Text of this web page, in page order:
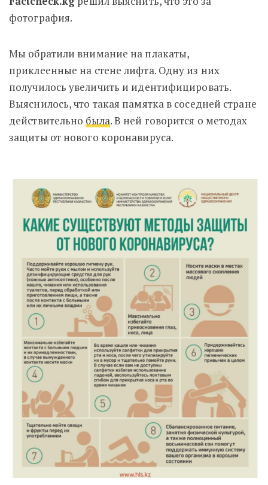
фотография.
Мы обратили внимание на плакаты,
приклеенные на стене лифта. Одну из них
получилось увеличить и идентифицировать.
Выяснилось, что такая памятка в соседней стране
действительно была. В ней говорится о методах
защиты от нового коронавируса.